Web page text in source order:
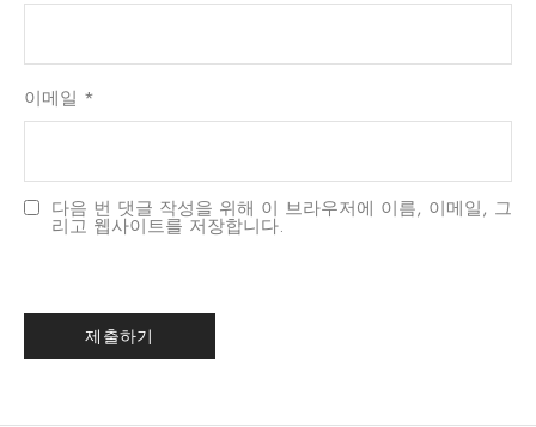
이메일 *
다음 번 댓글 작성을 위해 이 브라우저에 이름, 이메일, 그
리고 웹사이트를 저장합니다.